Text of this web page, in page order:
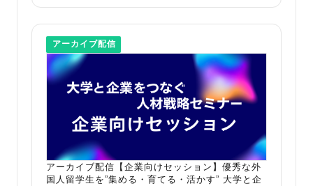
アーカイブ配信
アーカイブ配信【企業向けセッション】優秀な外
国人留学生を”集める・育てる・活かす” 大学と企